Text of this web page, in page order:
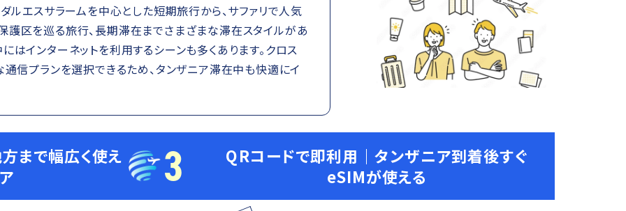
エスサラームを中心とした短期旅行から、サファリで人気
区を巡る旅行、長期滞在までさまざまな滞在スタイルがあ
はインターネットを利用するシーンも多くあります。クロス
信プランを選択できるため、タンザニア滞在中も快適にイ
まで幅広く使え
3
QRコードで即利用｜タンザニア到着後すぐ
eSIMが使える